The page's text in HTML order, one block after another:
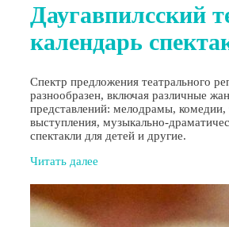
Даугавпилсский
календарь
Спектр предложения театрального
разнообразен, включая различные
представлений: мелодрамы, комедии,
выступления, музыкально-
спектакли для детей и другие.
Читать далее